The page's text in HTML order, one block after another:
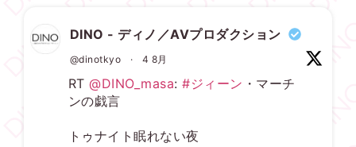
DINO - ディノ／AVプロダクション
@dinotkyo · 4 8月
RT@DINO_masa:#ジィーン ・マーチ
ンの戯言
トゥナイト眠れない夜